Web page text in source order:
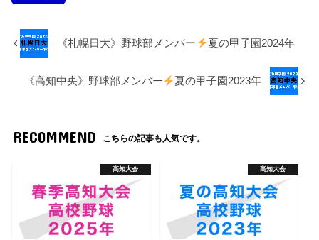
《札幌日大》野球部メンバー 夏の甲子園2024年
《高知中央》野球部メンバー 夏の甲子園2023年
RECOMMEND こちらの記事も人気です。
高知大会 高知大会